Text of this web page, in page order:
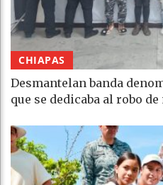
CHIAPAS
Desmantelan banda
que se dedicaba al robo